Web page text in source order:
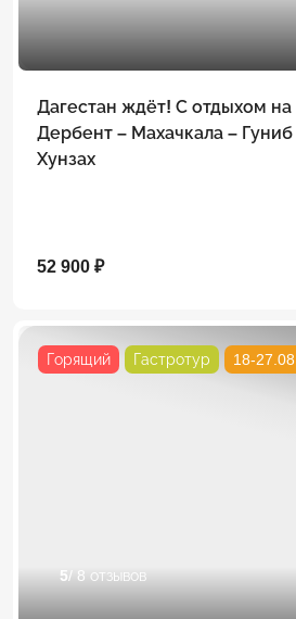
Дагестан ждёт! С отдыхом
Дербент – Махачкала – Гуниб
Хунзах
52 900 ₽
Горящий Гастротур 18-
5/ 8 отзывов